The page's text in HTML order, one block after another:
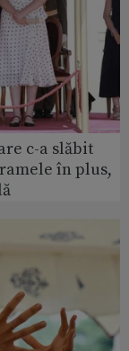
c-a slăbit
în plus,